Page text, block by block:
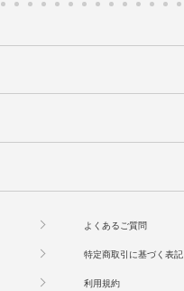
よくあるご質問
特定商取引に基づく表記
利用規約